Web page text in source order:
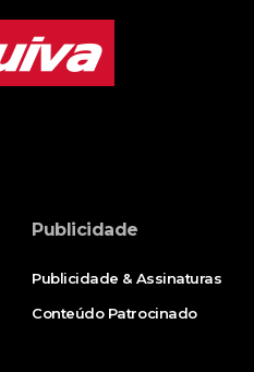
Publicidade
Publicidade & Assinaturas
Conteúdo Patrocinado